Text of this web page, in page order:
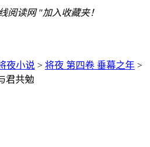
阅读网 "加入收藏夹！
夜小说 > 将夜 第四卷 垂幕之年 >
君共勉